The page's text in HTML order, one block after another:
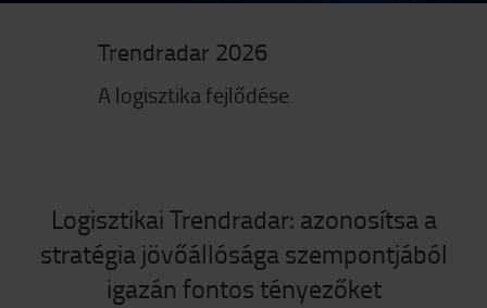
Trendradar 2026
A logisztika fejlődése
Logisztikai Trendradar: azonosítsa a
stratégia jövőállósága szempontjából
igazán fontos tényezőket